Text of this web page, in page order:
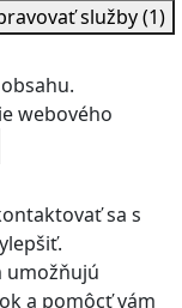
služby(1)
webového
sa s
umožňujú
a pomôcť vám